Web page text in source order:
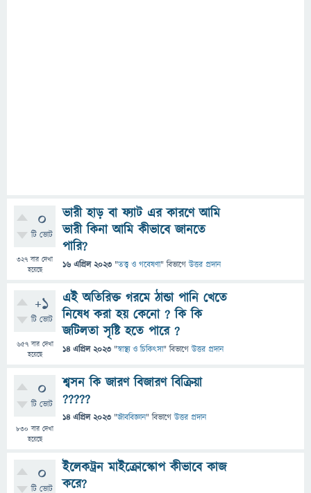
0
টি ভোট
327 বার দেখা
হয়েছে
ভারী হাড় বা ফ্যাট এর কারণে আমি
ভারী কিনা আমি কীভাবে জানতে
পারি?
16 এপ্রিল 2023 "তত্ত্ব ও গবেষণা" বিভাগে উত্তর প্রদান
+1
টি ভোট
657বার দেখা
হয়েছে
এই অতিরিক্ত গরমে ঠান্ডা পানি খেতে
নিষেধ করা হয় কেনো ? কি কি
জটিলতা সৃষ্টি হতে পারে ?
14 এপ্রিল 2023 "স্বাস্থ্য ও চিকিৎসা" বিভাগে উত্তর প্রদান
0
টি ভোট
830 বার দেখা
হয়েছে
শ্বসন কি জারণ বিজারণ বিক্রিয়া
?????
14 এপ্রিল 2023 "জীববিজ্ঞান" বিভাগে উত্তর প্রদান
0
টি ভোট
ইলেকট্রন মাইক্রোস্কোপ কীভাবে কাজ
করে?